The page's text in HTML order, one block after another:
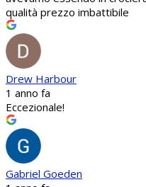
qualità prezzo imbattibile
Drew Harbour
1 anno fa
Eccezionale!
Gabriel Goeden